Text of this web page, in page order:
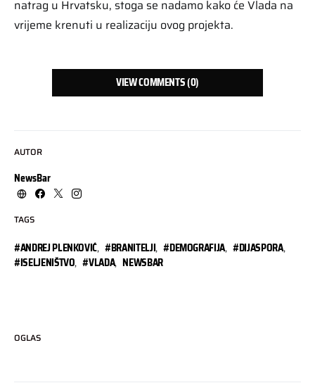
AUTOR
NewsBar
TAGS
#ANDREJ PLENKOVIĆ, #BRANITELJI, #DEMOGRAFIJA, #DIJASPORA,
#ISELJENIŠTVO, #VLADA, NEWSBAR
natrag u Hrvatsku, stoga se nadamo kako će Vlada na
vrijeme krenuti u realizaciju ovog projekta.
VIEW COMMENTS (0)
OGLAS